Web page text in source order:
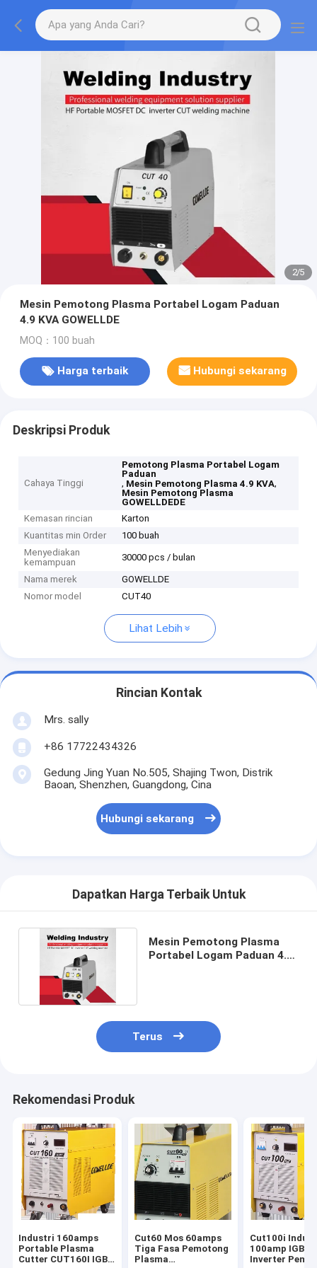
2/5
Mesin Pemotong Plasma Portabel Logam Paduan
4.9 KVA GOWELLDE
MOQ：100 buah
Harga terbaik Hubungi sekarang
Deskripsi Produk
Cahaya Tinggi
Pemotong Plasma Portabel Logam
Paduan
, Mesin Pemotong Plasma 4.9 KVA,
Mesin Pemotong Plasma
GOWELLDEDE
Kemasan rincian
Karton
Kuantitas min Order
100 buah
Menyediakan
kemampuan
30000 pcs / bulan
Nama merek
GOWELLDE
Nomor model
CUT40
Lihat Lebih
Rincian Kontak
Mrs. sally
+86 17722434326
Gedung Jing Yuan No.505, Shajing Twon, Distrik
Baoan, Shenzhen, Guangdong, Cina
Hubungi sekarang
Dapatkan Harga Terbaik Untuk
Mesin Pemotong Plasma
Portabel Logam Paduan 4.9
Terus
Rekomendasi Produk
Industri 160amps
Portable Plasma
Cutter CUT160I IGBT
Cut60 Mos 60amps
Tiga Fasa Pemotong
Plasma
Cut100i
100amp IGBT
Inverter